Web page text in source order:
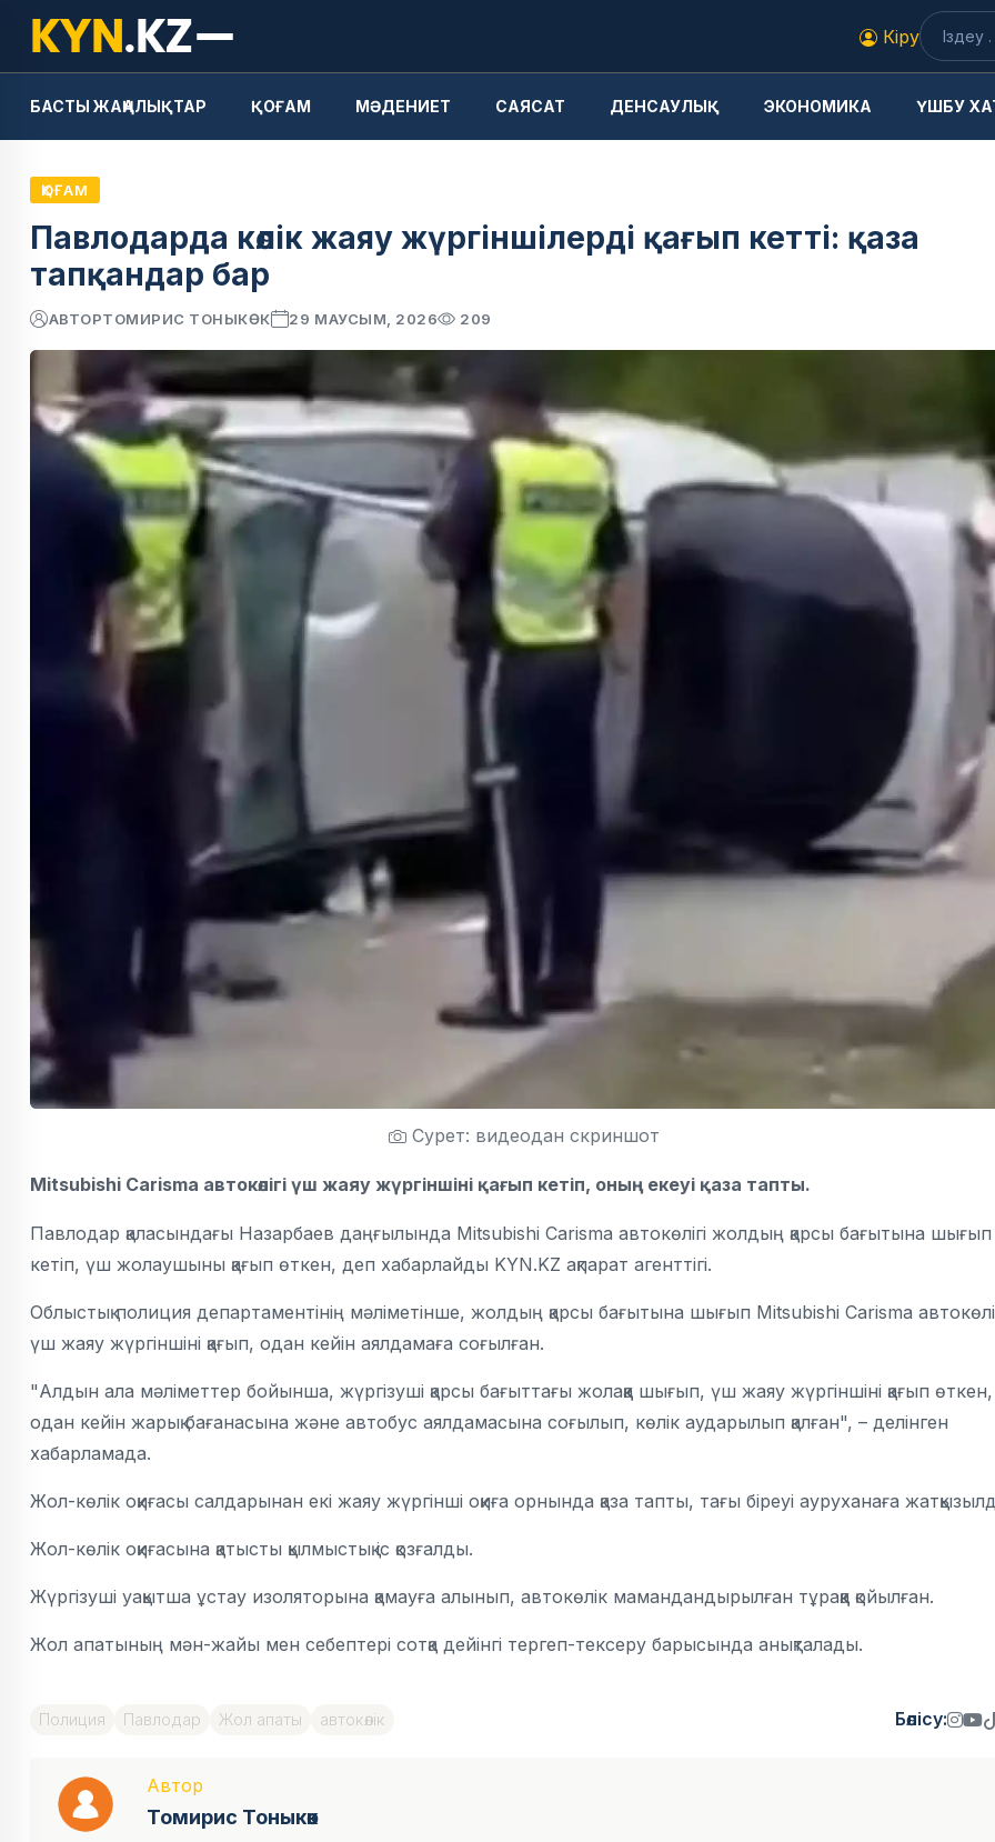
Кіру
БАСТЫ ЖАҢАЛЫҚТАР ҚОҒАМ МӘДЕНИЕТ САЯСАТ ДЕНСАУЛЫҚ ЭКОНОМИКА ҮШБУ
ҚОҒАМ
Павлодарда көлік жаяу жүргіншілерді қағып кетті: қаза
тапқандар бар
АВТОРТОМИРИС ТОНЫКӨК 29 МАУСЫМ, 2026 209
Сурет: видеодан скриншот
Mitsubishi Carisma автокөлігі үш жаяу жүргіншіні қағып кетіп, оның екеуі қаза тапты.
Павлодар қаласындағы Назарбаев даңғылында Mitsubishi Carisma автокөлігі жолдың қарсы бағытына шығып
кетіп, үш жолаушыны қағып өткен, деп хабарлайды KYN.KZ ақпарат агенттігі.
Облыстық полиция департаментінің мәліметінше, жолдың қарсы бағытына шығып Mitsubishi Carisma
үш жаяу жүргіншіні қағып, одан кейін аялдамаға соғылған.
"Алдын ала мәліметтер бойынша, жүргізуші қарсы бағыттағы жолаққа шығып, үш жаяу жүргіншіні қағып өткен,
одан кейін жарық бағанасына және автобус аялдамасына соғылып, көлік аударылып қалған", – делінген
хабарламада.
Жол-көлік оқиғасы салдарынан екі жаяу жүргінші оқиға орнында қаза тапты, тағы біреуі ауруханаға
Жол-көлік оқиғасына қатысты қылмыстық іс қозғалды.
Жүргізуші уақытша ұстау изоляторына қамауға алынып, автокөлік мамандандырылған тұраққа қойылған.
Жол апатының мән-жайы мен себептері сотқа дейінгі тергеп-тексеру барысында анықталады.
Полиция Павлодар Жол апаты автокөлік Бөлісу:
Автор
Томирис Тоныкөк